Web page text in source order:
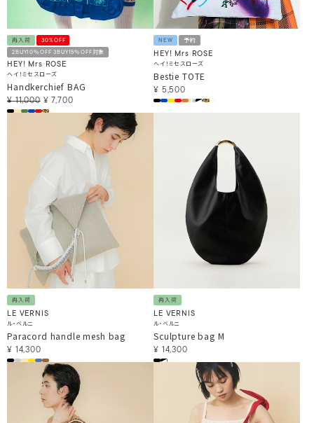
再入荷 30%OFF
2BUY10％OFF 3BUY15％OFF対象
HEY! Mrs ROSE
ヘイ！ミセスローズ
Handkerchief BAG
¥ 11,000 ¥ 7,700
NEW 予約
HEY! Mrs ROSE
ヘイ！ミセスローズ
Bestie TOTE
¥ 5,500
再入荷
LE VERNIS
ル・ベルニ
Paracord handle mesh bag
¥ 14,300
再入荷
LE VERNIS
ル・ベルニ
Sculpture bag M
¥ 14,300